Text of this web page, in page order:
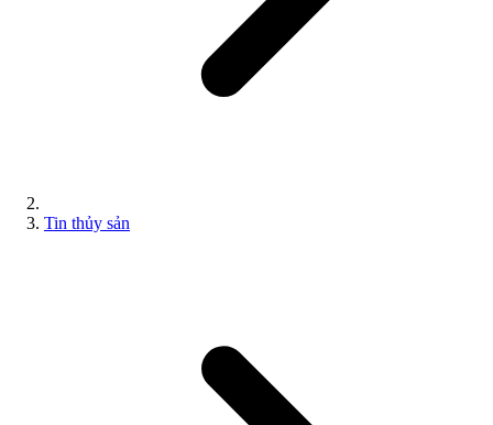
Tin thủy sản